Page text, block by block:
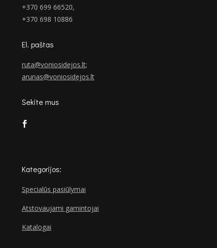
+370 699 66520,
+370 698 10886
El. paštas
ruta@voniosidejos.lt;
arunas@voniosidejos.lt
Sekite mus
Kategorijos:
Specialūs pasiūlymai
Atstovaujami gamintojai
Katalogai